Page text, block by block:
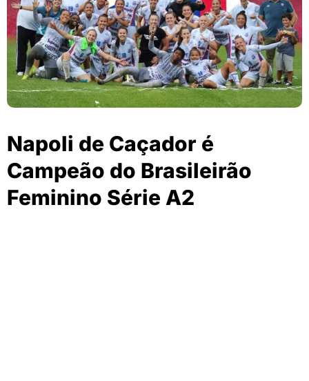
Napoli de Caçador é
Campeão do Brasileirão
Feminino Série A2